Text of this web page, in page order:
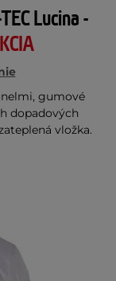
Lucina -
gumové
dopadových
vložka.